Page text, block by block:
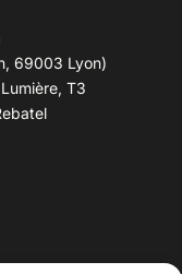
69003 Lyon)
T3